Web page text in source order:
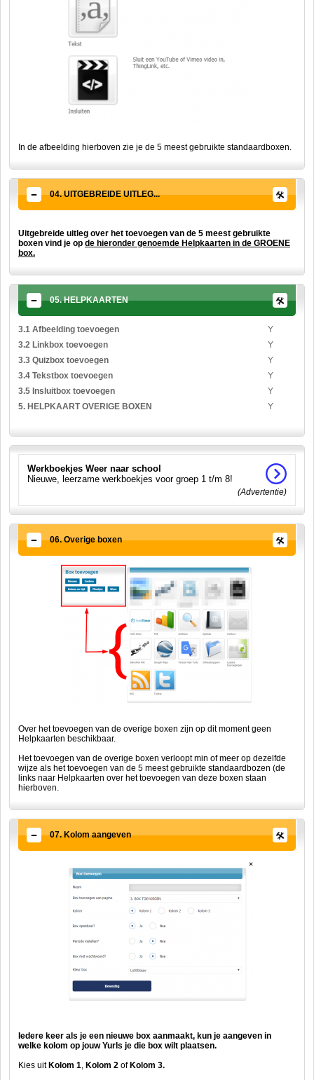
In de afbeelding hierboven zie je de 5 meest gebruikte standaardboxen.
04. UITGEBREIDE UITLEG...
Uitgebreide uitleg over het toevoegen van de 5 meest gebruikte
boxen vind je op de hieronder genoemde Helpkaarten in de GROENE
box.
05. HELPKAARTEN
3.1 Afbeelding toevoegen
Y
3.2 Linkbox toevoegen
Y
3.3 Quizbox toevoegen
Y
3.4 Tekstbox toevoegen
Y
3.5 Insluitbox toevoegen
Y
5. HELPKAART OVERIGE BOXEN
Y
Werkboekjes Weer naar school
Nieuwe, leerzame werkboekjes voor groep 1 t/m 8!
(Advertentie)
06. Overige boxen
Over het toevoegen van de overige boxen zijn op dit moment geen
Helpkaarten beschikbaar.
Het toevoegen van de overige boxen verloopt min of meer op dezelfde
wijze als het toevoegen van de 5 meest gebruikte standaardbozen (de
links naar Helpkaarten over het toevoegen van deze boxen staan
hierboven.
07. Kolom aangeven
Iedere keer als je een nieuwe box aanmaakt, kun je aangeven in
welke kolom op jouw Yurls je die box wilt plaatsen.
Kies uit Kolom 1, Kolom 2 of Kolom 3.